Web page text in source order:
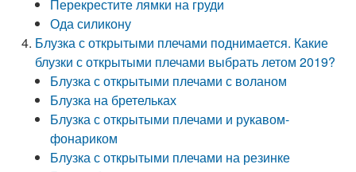
Перекрестите лямки на груди
Ода силикону
Блузка с открытыми плечами поднимается. Какие
блузки с открытыми плечами выбрать летом 2019?
Блузка с открытыми плечами с воланом
Блузка на бретельках
Блузка с открытыми плечами и рукавом-
фонариком
Блузка с открытыми плечами на резинке